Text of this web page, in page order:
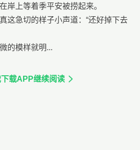
岸上等着季平安被捞起来。
这急切的样子小声道：“还好掉下去
的模样就明...
下载APP继续阅读